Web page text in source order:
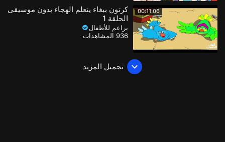
00:11:06
كرتون ببغاء يتعلم الهجاء بدون موسيقى
الحلقة 1
براعم للأطفال
936 المشاهدات
تحميل المزيد